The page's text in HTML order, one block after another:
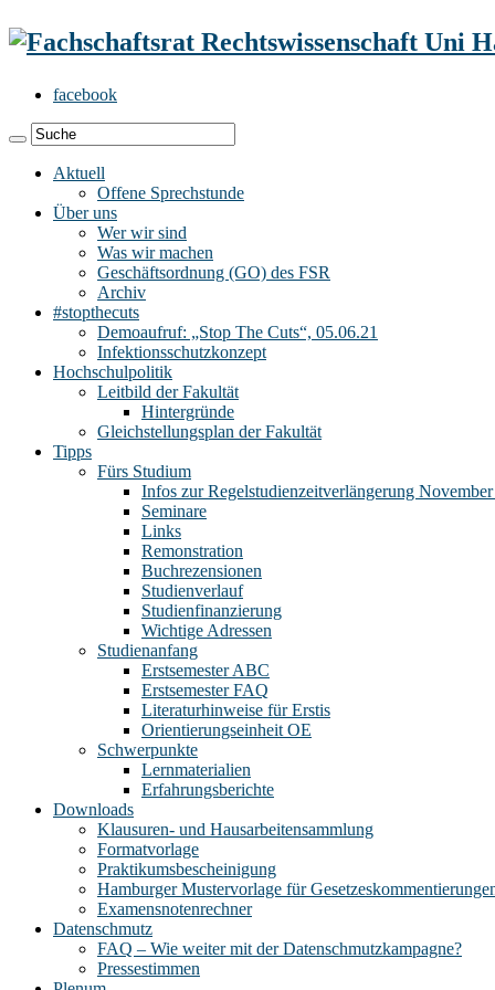
facebook
Aktuell
Offene Sprechstunde
Über uns
Wer wir sind
Was wir machen
Geschäftsordnung (GO) des FSR
Archiv
#stopthecuts
Demoaufruf: „Stop The Cuts“, 05.06.21
Infektionsschutzkonzept
Hochschulpolitik
Leitbild der Fakultät
Hintergründe
Gleichstellungsplan der Fakultät
Tipps
Fürs Studium
Infos zur Regelstudienzeitverlängerung
Seminare
Links
Remonstration
Buchrezensionen
Studienverlauf
Studienfinanzierung
Wichtige Adressen
Studienanfang
Erstsemester ABC
Erstsemester FAQ
Literaturhinweise für Erstis
Orientierungseinheit OE
Schwerpunkte
Lernmaterialien
Erfahrungsberichte
Downloads
Klausuren- und Hausarbeitensammlung
Formatvorlage
Praktikumsbescheinigung
Hamburger Mustervorlage für
Examensnotenrechner
Datenschmutz
FAQ – Wie weiter mit der Datenschmutzkampagne?
Pressestimmen